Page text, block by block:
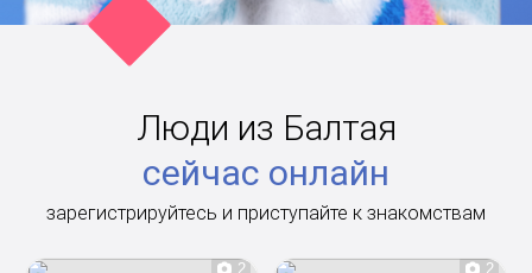
Люди из Балтая
сейчас онлайн
зарегистрируйтесь и приступайте к знакомствам
2 2